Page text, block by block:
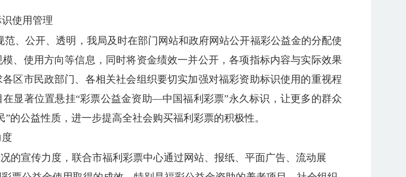
使用管理
范、公开、透明 ，我局及时在部门网站和政府网站公开福彩公益金的分配使
、使用方向等信息，同时将资金绩效一并公开，各项指标内容与实际效果
区市民政部门、各相关社会组织要切实加强对福彩资助标识使用的重视程
显著位置悬挂“彩票公益金资助—中国福利彩票”永久标识，让更多的群众
”的公益性质，进一步提高全社会购买福利彩票的积极性。
的宣传力度，联合市福利彩票中心通过网站、报纸、平面广告、流动展